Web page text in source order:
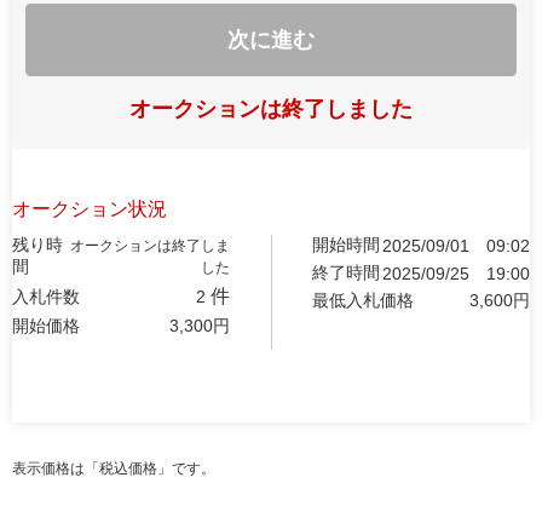
次に進む
オークションは終了しました
オークション状況
残り時
間
オークションは終了しま
した
入札件数 2 件
開始価格 3,300円
開始時間 2025/09/01
09:02
終了時間 2025/09/25
19:00
最低入札価格
3,600円
表示価格は「税込価格」です。